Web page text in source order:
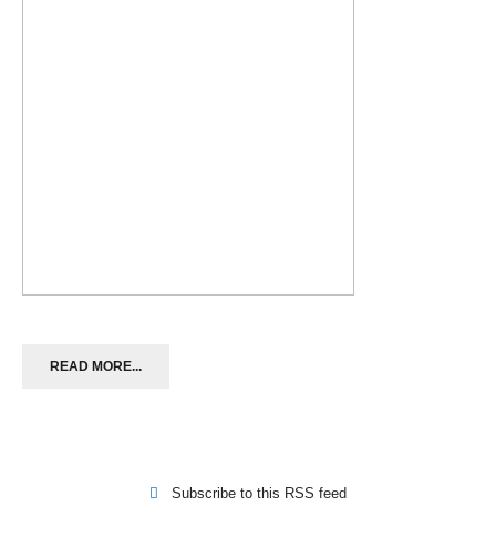
READ MORE...
Subscribe to this RSS feed